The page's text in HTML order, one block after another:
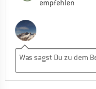
empfehlen